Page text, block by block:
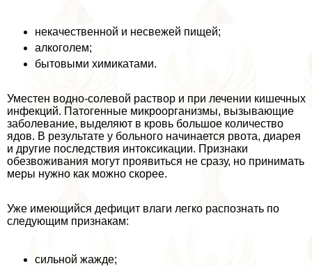
некачественной и несвежей пищей;
алкоголем;
бытовыми химикатами.
Уместен водно-солевой раствор и при лечении кишечных
инфекций. Патогенные микроорганизмы, вызывающие
заболевание, выделяют в кровь большое количество
ядов. В результате у больного начинается рвота, диарея
и другие последствия интоксикации. Признаки
обезвоживания могут проявиться не сразу, но принимать
меры нужно как можно скорее.
Уже имеющийся дефицит влаги легко распознать по
следующим признакам:
сильной жажде;